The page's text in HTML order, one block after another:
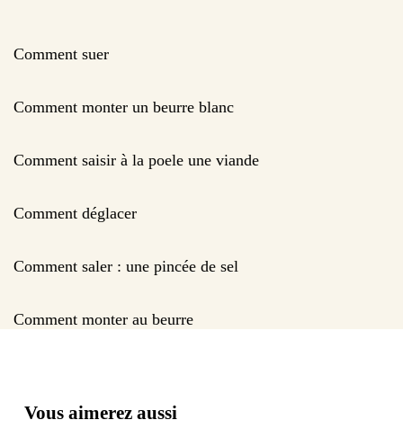
Comment suer
Comment monter un beurre blanc
Comment saisir à la poele une viande
Comment déglacer
Comment saler : une pincée de sel
Comment monter au beurre
Vous aimerez aussi